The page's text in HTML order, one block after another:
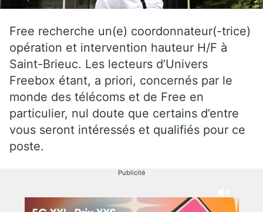
Free recherche un(e) coordonnateur(-trice)
opération et intervention hauteur H/F à
Saint-Brieuc. Les lecteurs d’Univers
Freebox étant, a priori, concernés par le
monde des télécoms et de Free en
particulier, nul doute que certains d’entre
vous seront intéressés et qualifiés pour ce
poste.
Publicité